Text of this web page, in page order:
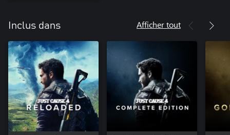
Inclus dans Afficher tout